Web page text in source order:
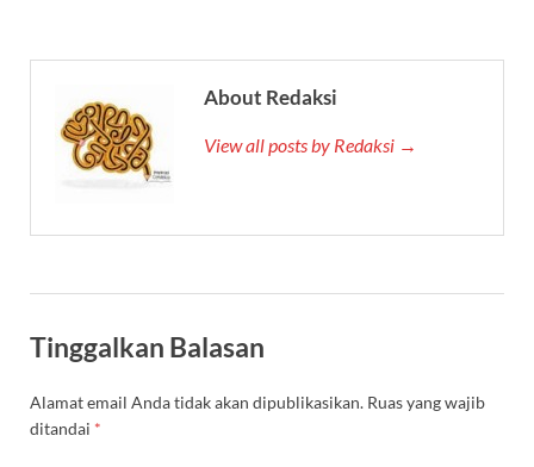
About Redaksi
View all posts by Redaksi →
Tinggalkan Balasan
Alamat email Anda tidak akan dipublikasikan. Ruas yang wajib
ditandai *